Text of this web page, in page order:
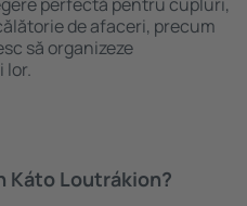
de afaceri, precum
să organizeze
lor.
Káto Loutrákion?